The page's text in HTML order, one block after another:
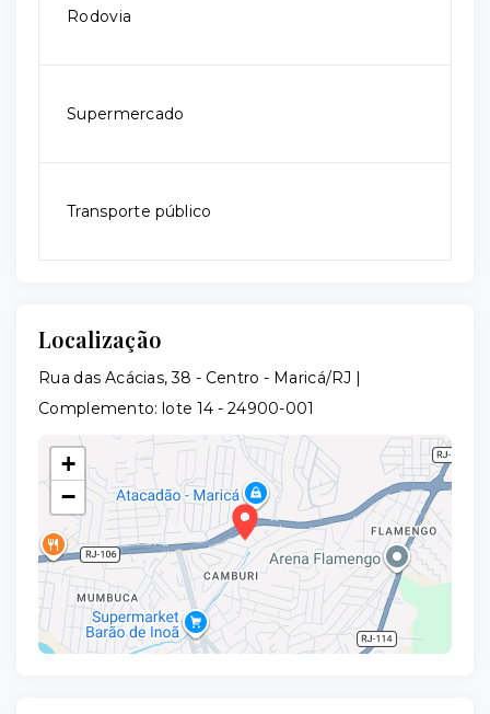
Rodovia
Supermercado
Transporte público
Localização
Rua das Acácias, 38 - Centro - Maricá/RJ |
Complemento: lote 14 - 24900-001
+
−